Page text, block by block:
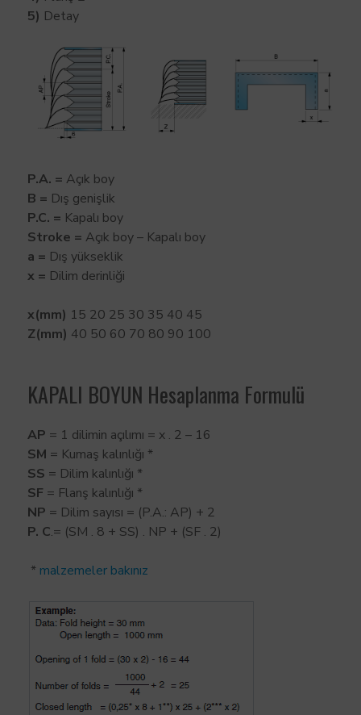
5) Detay
P.A. = Açık boy
B = Dış genişlik
P.C. = Kapalı boy
Stroke = Açık boy – Kapalı boy
a = Dış yükseklik
x = Dilim derinliği
x(mm) 15 20 25 30 35 40 45
Z(mm) 40 50 60 70 80 90 100
KAPALI BOYUN Hesaplanma Formulü
AP = 1 dilimin açılımı = x . 2 – 16
SM = Kumaş kalınlığı *
SS = Dilim kalınlığı *
SF= Flanş kalınlığı *
NP = Dilim sayısı = (P.A.: AP) + 2
P. C.= (SM . 8 + SS) . NP + (SF . 2)
* malzemeler bakınız